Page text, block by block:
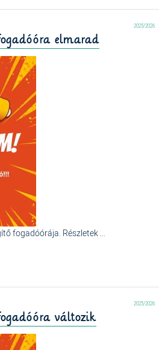
2025/2026
elmarad
fogadóórája. Részletek ...
2025/2026
változik